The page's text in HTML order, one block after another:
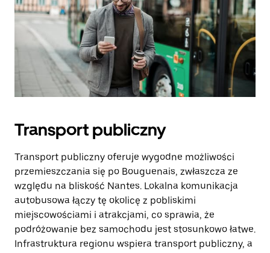
Transport publiczny
Transport publiczny oferuje wygodne możliwości
przemieszczania się po Bouguenais, zwłaszcza ze
względu na bliskość Nantes. Lokalna komunikacja
autobusowa łączy tę okolicę z pobliskimi
miejscowościami i atrakcjami, co sprawia, że
podróżowanie bez samochodu jest stosunkowo łatwe.
Infrastruktura regionu wspiera transport publiczny, a